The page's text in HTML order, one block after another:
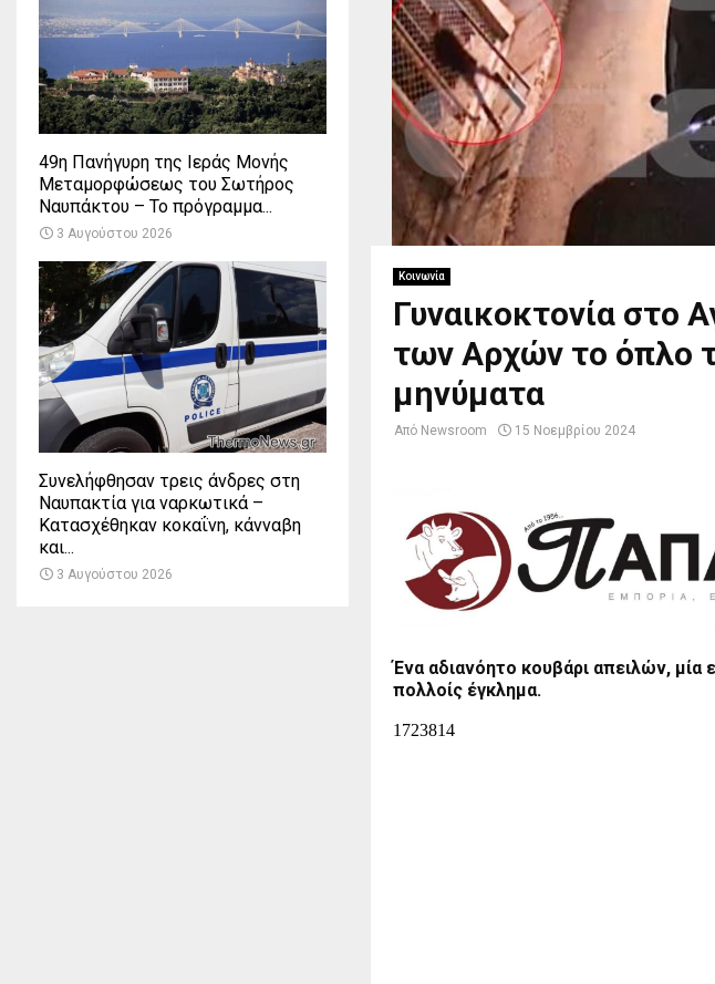
Κοινωνία
Γυναικοκτονία στο
των Αρχών το όπλο
μηνύματα
Από Newsroom 15 Νοεμβρίου 2024
Ένα αδιανόητο κουβάρι απειλών, μία
πολλοίς έγκλημα.
49η Πανήγυρη της Ιεράς Μονής
Μεταμορφώσεως του Σωτήρος
Ναυπάκτου – Το πρόγραμμα...
3 Αυγούστου 2026
Συνελήφθησαν τρεις άνδρες στη
Ναυπακτία για ναρκωτικά –
Κατασχέθηκαν κοκαΐνη, κάνναβη
και...
3 Αυγούστου 2026